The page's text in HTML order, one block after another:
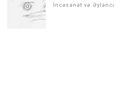
İncəsənət və